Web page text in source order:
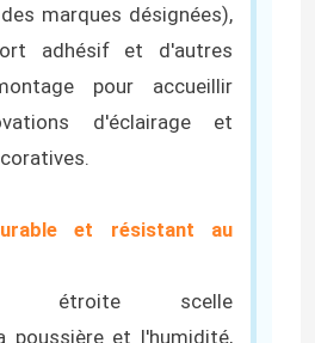
marques désignées),
adhésif et d'autres
pour accueillir
d'éclairage et
et résistant au
étroite scelle
poussière et l'humidité,